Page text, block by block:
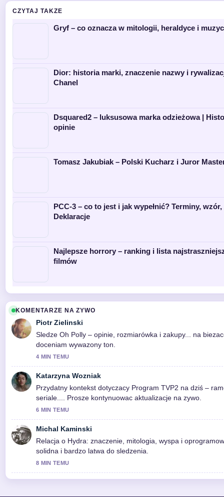
CZYTAJ TAKZE
Gryf – co oznacza w mitologii, heraldyce i
Dior: historia marki, znaczenie nazwy i
Chanel
Dsquared2 – luksusowa marka odzieżowa |
opinie
Tomasz Jakubiak – Polski Kucharz i Juror
PCC-3 – co to jest i jak wypełnić? Terminy, wzór,
Deklaracje
Najlepsze horrory – ranking i lista
filmów
KOMENTARZE NA ZYWO
Piotr Zielinski
Sledze Oh Polly – opinie, rozmiarówka i zakupy... na
doceniam wywazony ton.
4 MIN TEMU
Katarzyna Wozniak
Przydatny kontekst dotyczacy Program TVP2 na dziś –
seriale.... Prosze kontynuowac aktualizacje na zywo.
6 MIN TEMU
Michal Kaminski
Relacja o Hydra: znaczenie, mitologia, wyspa i
solidna i bardzo latwa do sledzenia.
8 MIN TEMU